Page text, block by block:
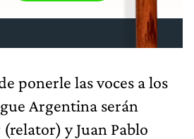
ponerle las voces a los
Argentina serán
y Juan Pablo